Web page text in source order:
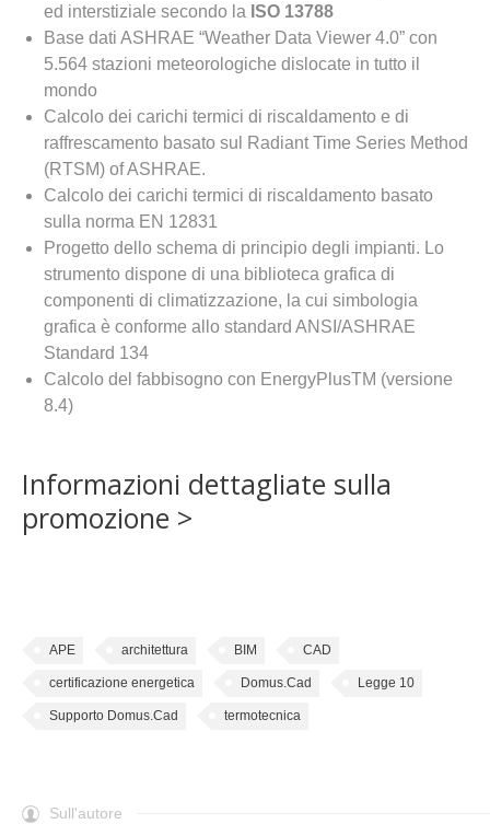
ed interstiziale secondo la ISO 13788
Base dati ASHRAE “Weather Data Viewer 4.0” con
5.564 stazioni meteorologiche dislocate in tutto il
mondo
Calcolo dei carichi termici di riscaldamento e di
raffrescamento basato sul Radiant Time Series Method
(RTSM) of ASHRAE.
Calcolo dei carichi termici di riscaldamento basato
sulla norma EN 12831
Progetto dello schema di principio degli impianti. Lo
strumento dispone di una biblioteca grafica di
componenti di climatizzazione, la cui simbologia
grafica è conforme allo standard ANSI/ASHRAE
Standard 134
Calcolo del fabbisogno con EnergyPlusTM (versione
8.4)
Informazioni dettagliate sulla
promozione >
APE architettura BIM CAD
certificazione energetica Domus.Cad Legge 10
Supporto Domus.Cad termotecnica
Sull'autore